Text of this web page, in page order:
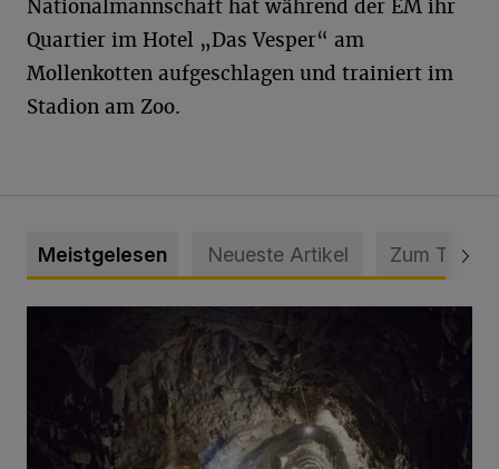
Nationalmannschaft hat während der EM ihr
Quartier im Hotel „Das Vesper“ am
Mollenkotten aufgeschlagen und trainiert im
Stadion am Zoo.
Meistgelesen Neueste Artikel Zum Thema